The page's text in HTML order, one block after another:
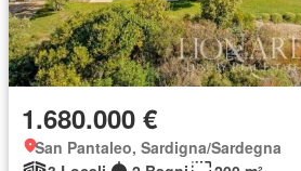
1.680.000 €
San Pantaleo, Sardigna/Sardegna